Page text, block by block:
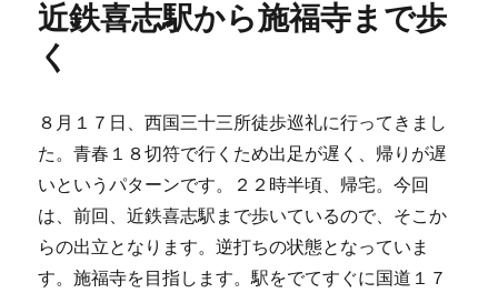
近鉄喜志駅から施福寺まで歩
く
８月１７日、西国三十三所徒歩巡礼に行ってきまし
た。青春１８切符で行くため出足が遅く、帰りが遅
いというパターンです。２２時半頃、帰宅。今回
は、前回、近鉄喜志駅まで歩いているので、そこか
らの出立となります。逆打ちの状態となっていま
す。施福寺を目指します。駅をでてすぐに国道１７